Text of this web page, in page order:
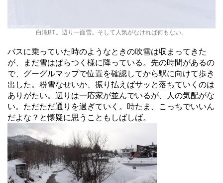
白滝BT。辺り一面雪。そして人気がなければ何もない。
バスに乗っていた時のようなときの吹雪は収まってきた
が、まだ雪はぱらつく様に降っている。先の時間があるの
で、グーグルマップで位置を確認してから駅に向けて歩き
出した。粉雪なせいか、振り払えばサッと落ちていくのは
ありがたい。辺りは一応家が並んでいるが、人の気配がな
い。ただただ通りを過ぎていく。時たま、こっちでいいん
だよな？と懐疑に思うこともしばしば。